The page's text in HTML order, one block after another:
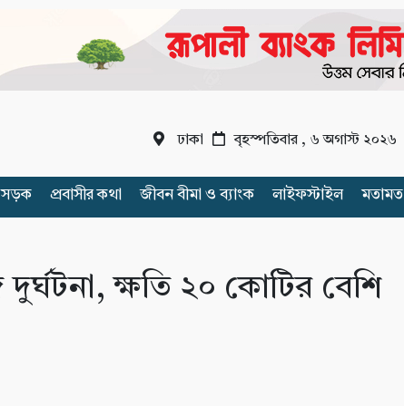
ঢাকা বৃহস্পতিবার , ৬ অগাস্ট ২০২৬
সড়ক প্রবাসীর কথা জীবন বীমা ও ব্যাংক লাইফস্টাইল মতামত
ক্ষতি ২০ কোটির বেশি